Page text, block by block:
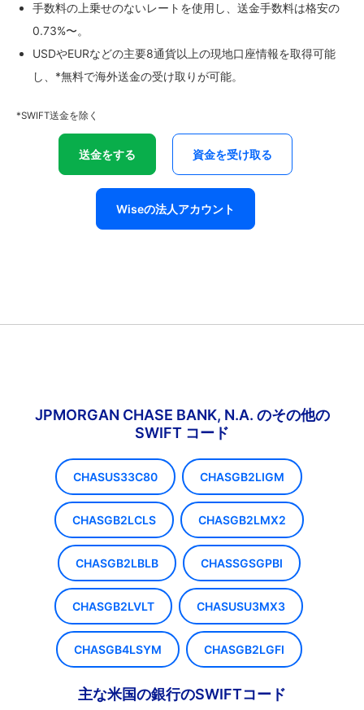
手数料の上乗せのないレートを使用し、送金手数料は格安の
0.73%〜。
USDやEURなどの主要8通貨以上の現地口座情報を取得可能
し、*無料で海外送金の受け取りが可能。
*SWIFT送金を除く
送金をする 資金を受け取る
Wiseの法人アカウント
JPMORGAN CHASE BANK, N.A. のその他の
SWIFT コード
CHASUS33C80 CHASGB2LIGM
CHASGB2LCLS CHASGB2LMX2
CHASGB2LBLB CHASSGSGPBI
CHASGB2LVLT CHASUSU3MX3
CHASGB4LSYM CHASGB2LGFI
主な米国の銀行のSWIFTコード